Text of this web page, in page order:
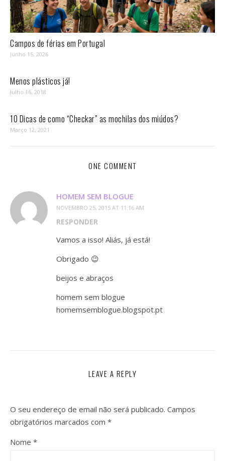
Campos de férias em Portugal
Junho 15, 2026
Menos plásticos já!
Julho 16, 2018
10 Dicas de como “Checkar” as mochilas dos miúdos?
Março 12, 2021
ONE COMMENT
HOMEM SEM BLOGUE
NOVEMBRO 25, 2015 AT 11:16 AM
RESPONDER
Vamos a isso! Aliás, já está!
Obrigado 😉
beijos e abraços
homem sem blogue
homemsemblogue.blogspot.pt
LEAVE A REPLY
O seu endereço de email não será publicado. Campos
obrigatórios marcados com *
Nome *